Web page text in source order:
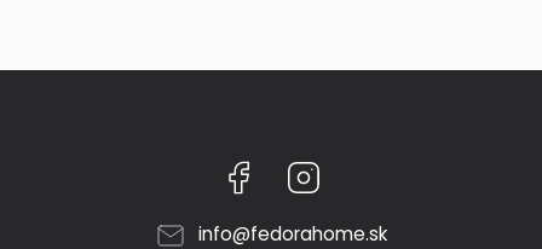
Facebook
info@fedorahome.sk